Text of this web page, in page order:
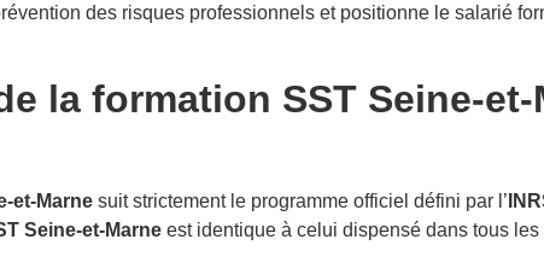
des risques professionnels et positionne le salarié
la formation SST Seine-
et-Marne suit strictement le programme officiel défini par l’
Seine-et-Marne est identique à celui dispensé dans tous